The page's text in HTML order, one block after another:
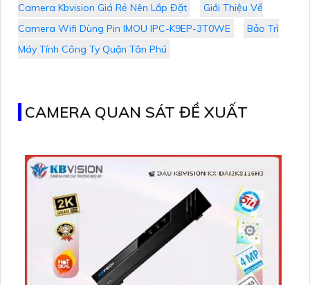
Camera Kbvision Giá Rẻ Nên Lắp Đặt
Giới Thiệu Về
Camera Wifi Dùng Pin IMOU IPC-K9EP-3T0WE
Bảo Trì
Máy Tính Công Ty Quận Tân Phú
CAMERA QUAN SÁT ĐỀ XUẤT